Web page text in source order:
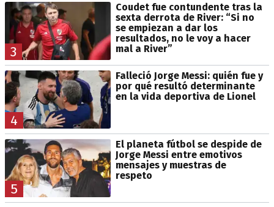
3
Coudet fue contundente tras la
sexta derrota de River: “Si no
se empiezan a dar los
resultados, no le voy a hacer
mal a River”
4
Falleció Jorge Messi: quién fue y
por qué resultó determinante
en la vida deportiva de Lionel
5
El planeta fútbol se despide de
Jorge Messi entre emotivos
mensajes y muestras de
respeto